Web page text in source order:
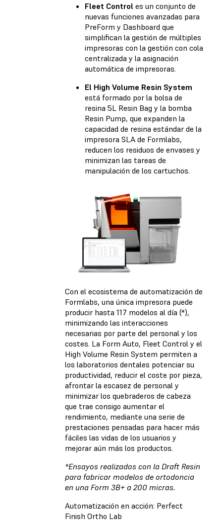
Fleet Control es un conjunto de
nuevas funciones avanzadas para
PreForm y Dashboard que
simplifican la gestión de múltiples
impresoras con la gestión con cola
centralizada y la asignación
automática de impresoras.
El High Volume Resin System
está formado por la bolsa de
resina 5L Resin Bag y la bomba
Resin Pump, que expanden la
capacidad de resina estándar de la
impresora SLA de Formlabs,
reducen los residuos de envases y
minimizan las tareas de
manipulación de los cartuchos.
Con el ecosistema de automatización de
Formlabs, una única impresora puede
producir hasta 117 modelos al día (*),
minimizando las interacciones
necesarias por parte del personal y los
costes. La Form Auto, Fleet Control y el
High Volume Resin System permiten a
los laboratorios dentales potenciar su
productividad, reducir el coste por pieza,
afrontar la escasez de personal y
minimizar los quebraderos de cabeza
que trae consigo aumentar el
rendimiento, mediante una serie de
prestaciones pensadas para hacer más
fáciles las vidas de los usuarios y
mejorar aún más los productos.
*Ensayos realizados con la Draft Resin
para fabricar modelos de ortodoncia
en una Form 3B+ a 200 micras.
Automatización en acción: Perfect
Finish Ortho Lab